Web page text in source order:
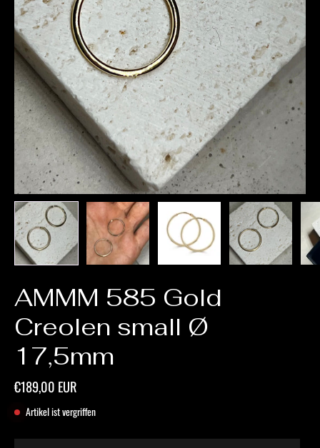
AMMM 585 Gold
Creolen small Ø
17,5mm
€189,00 EUR
Artikel ist vergriffen